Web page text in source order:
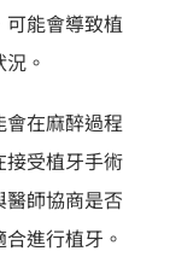
能會導致植
。
在麻醉過程
接受植牙手術
師協商是否
進行植牙。